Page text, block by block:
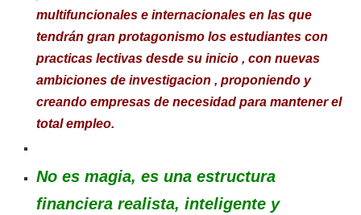
multifuncionales e internacionales en las que
tendrán gran protagonismo los estudiantes con
practicas lectivas desde su inicio , con nuevas
ambiciones de investigacion , proponiendo y
creando empresas de necesidad para mantener el
total empleo.
No es magia, es una estructura
financiera realista, inteligente y